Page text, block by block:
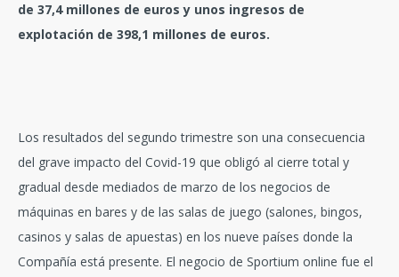
de 37,4 millones de euros y unos ingresos de
explotación de 398,1 millones de euros.
Los resultados del segundo trimestre son una consecuencia
del grave impacto del Covid-19 que obligó al cierre total y
gradual desde mediados de marzo de los negocios de
máquinas en bares y de las salas de juego (salones, bingos,
casinos y salas de apuestas) en los nueve países donde la
Compañía está presente. El negocio de Sportium online fue el